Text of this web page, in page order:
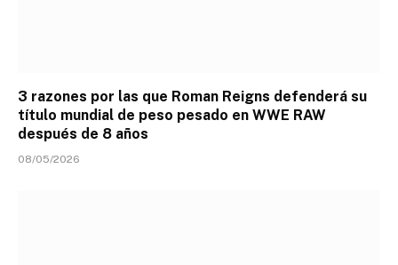
3 razones por las que Roman Reigns defenderá su
título mundial de peso pesado en WWE RAW
después de 8 años
08/05/2026